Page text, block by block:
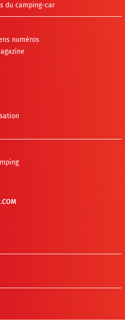
du camping-car
numéros